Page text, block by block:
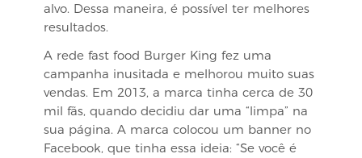
alvo. Dessa maneira, é possível ter melhores
resultados.
A rede fast food Burger King fez uma
campanha inusitada e melhorou muito suas
vendas. Em 2013, a marca tinha cerca de 30
mil fãs, quando decidiu dar uma “limpa” na
sua página. A marca colocou um banner no
Facebook, que tinha essa ideia: “Se você é